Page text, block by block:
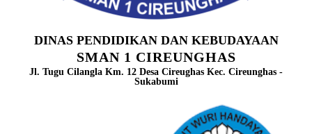
DINAS PENDIDIKAN DAN KEBUDAYAAN
SMAN 1 CIREUNGHAS
Jl. Tugu Cilangla Km. 12 Desa Cireughas Kec. Cireunghas -
Sukabumi